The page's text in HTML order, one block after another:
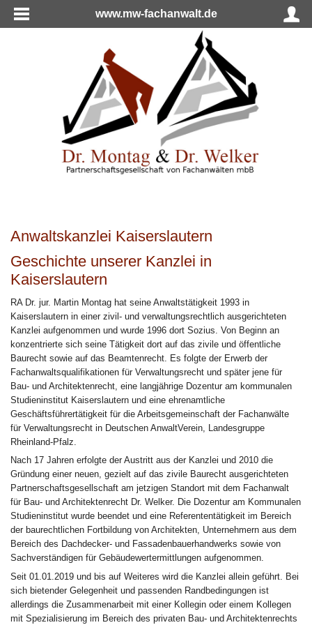
www.mw-fachanwalt.de
Anwaltskanzlei Kaiserslautern
Geschichte unserer Kanzlei in
Kaiserslautern
RA Dr. jur. Martin Montag hat seine Anwaltstätigkeit 1993 in
Kaiserslautern in einer zivil- und verwaltungsrechtlich ausgerichteten
Kanzlei aufgenommen und wurde 1996 dort Sozius. Von Beginn an
konzentrierte sich seine Tätigkeit dort auf das zivile und öffentliche
Baurecht sowie auf das Beamtenrecht. Es folgte der Erwerb der
Fachanwaltsqualifikationen für Verwaltungsrecht und später jene für
Bau- und Architektenrecht, eine langjährige Dozentur am kommunalen
Studieninstitut Kaiserslautern und eine ehrenamtliche
Geschäftsführertätigkeit für die Arbeitsgemeinschaft der Fachanwälte
für Verwaltungsrecht in Deutschen AnwaltVerein, Landesgruppe
Rheinland-Pfalz.
Nach 17 Jahren erfolgte der Austritt aus der Kanzlei und 2010 die
Gründung einer neuen, gezielt auf das zivile Baurecht ausgerichteten
Partnerschaftsgesellschaft am jetzigen Standort mit dem Fachanwalt
für Bau- und Architektenrecht Dr. Welker. Die Dozentur am Kommunalen
Studieninstitut wurde beendet und eine Referententätigkeit im Bereich
der baurechtlichen Fortbildung von Architekten, Unternehmern aus dem
Bereich des Dachdecker- und Fassadenbauerhandwerks sowie von
Sachverständigen für Gebäudewertermittlungen aufgenommen.
Seit 01.01.2019 und bis auf Weiteres wird die Kanzlei allein geführt. Bei
sich bietender Gelegenheit und passenden Randbedingungen ist
allerdings die Zusammenarbeit mit einer Kollegin oder einem Kollegen
mit Spezialisierung im Bereich des privaten Bau- und Architektenrechts